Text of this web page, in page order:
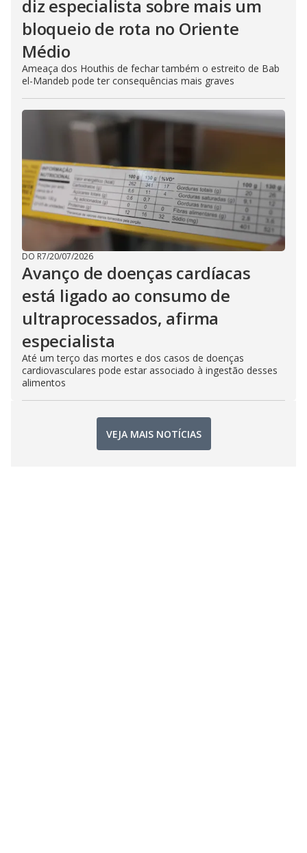
diz especialista sobre mais um
bloqueio de rota no Oriente
Médio
Ameaça dos Houthis de fechar também o estreito de Bab
el-Mandeb pode ter consequências mais graves
DO R7/20/07/2026
Avanço de doenças cardíacas
está ligado ao consumo de
ultraprocessados, afirma
especialista
Até um terço das mortes e dos casos de doenças
cardiovasculares pode estar associado à ingestão desses
alimentos
VEJA MAIS NOTÍCIAS